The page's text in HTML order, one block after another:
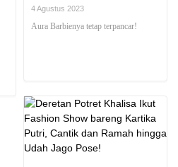
4 Agustus 2023
Aura Barbienya tetap terpancar!